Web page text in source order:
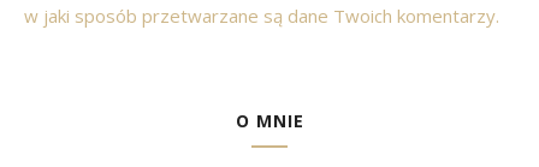
w jaki sposób przetwarzane są dane Twoich komentarzy.
O MNIE